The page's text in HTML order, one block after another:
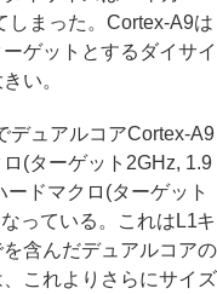
しまった。Cortex-A9は
ゲットとするダイサイ
い。
ュアルコアCortex-A9
(ターゲット2GHz, 1.9
ドマクロ(ターゲット
っている。これはL1キ
含んだデュアルコアの
これよりさらにサイズ